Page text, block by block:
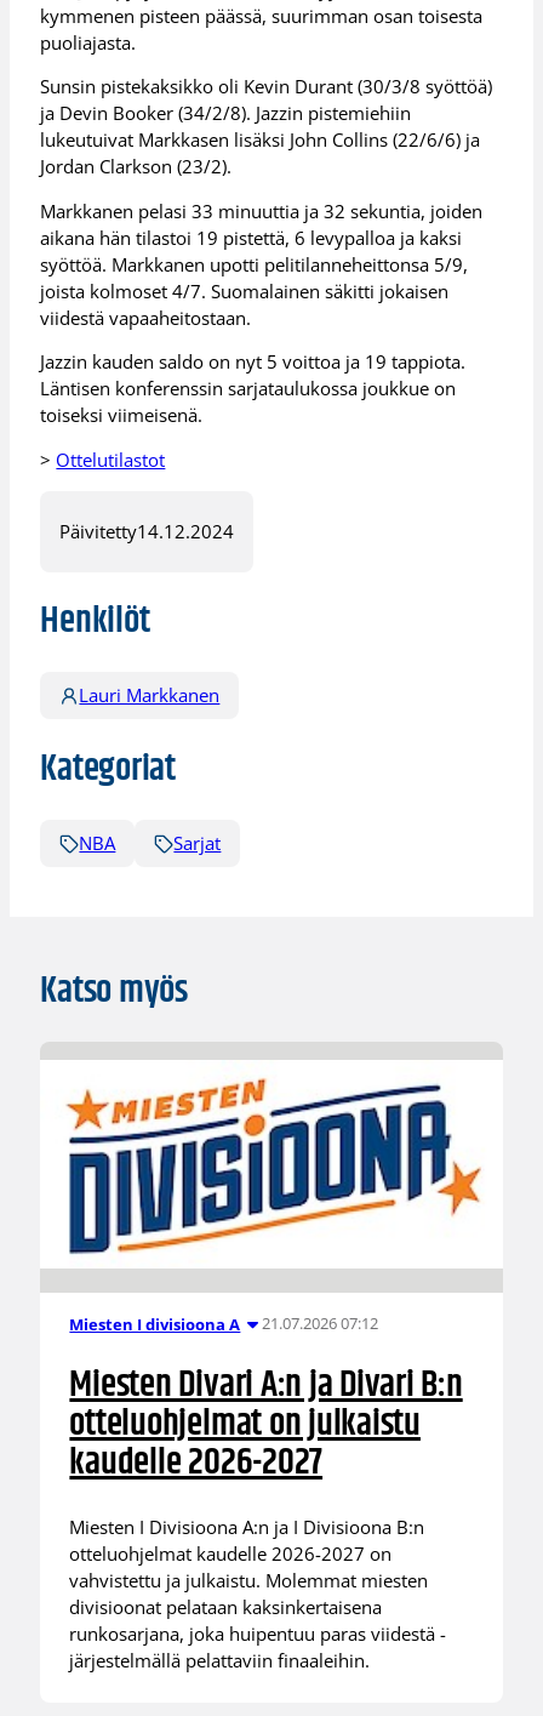
kymmenen pisteen päässä, suurimman osan toisesta
puoliajasta.
Sunsin pistekaksikko oli Kevin Durant (30/3/8 syöttöä)
ja Devin Booker (34/2/8). Jazzin pistemiehiin
lukeutuivat Markkasen lisäksi John Collins (22/6/6) ja
Jordan Clarkson (23/2).
Markkanen pelasi 33 minuuttia ja 32 sekuntia, joiden
aikana hän tilastoi 19 pistettä, 6 levypalloa ja kaksi
syöttöä. Markkanen upotti pelitilanneheittonsa 5/9,
joista kolmoset 4/7. Suomalainen säkitti jokaisen
viidestä vapaaheitostaan.
Jazzin kauden saldo on nyt 5 voittoa ja 19 tappiota.
Läntisen konferenssin sarjataulukossa joukkue on
toiseksi viimeisenä.
> Ottelutilastot
Päivitetty14.12.2024
Henkilöt
Lauri Markkanen
Kategoriat
NBA Sarjat
Katso myös
Miesten I divisioona A 21.07.2026 07:12
Miesten Divari A:n ja Divari B:n
otteluohjelmat on julkaistu
kaudelle 2026-2027
Miesten I Divisioona A:n ja I Divisioona B:n
otteluohjelmat kaudelle 2026-2027 on
vahvistettu ja julkaistu. Molemmat miesten
divisioonat pelataan kaksinkertaisena
runkosarjana, joka huipentuu paras viidestä -
järjestelmällä pelattaviin finaaleihin.